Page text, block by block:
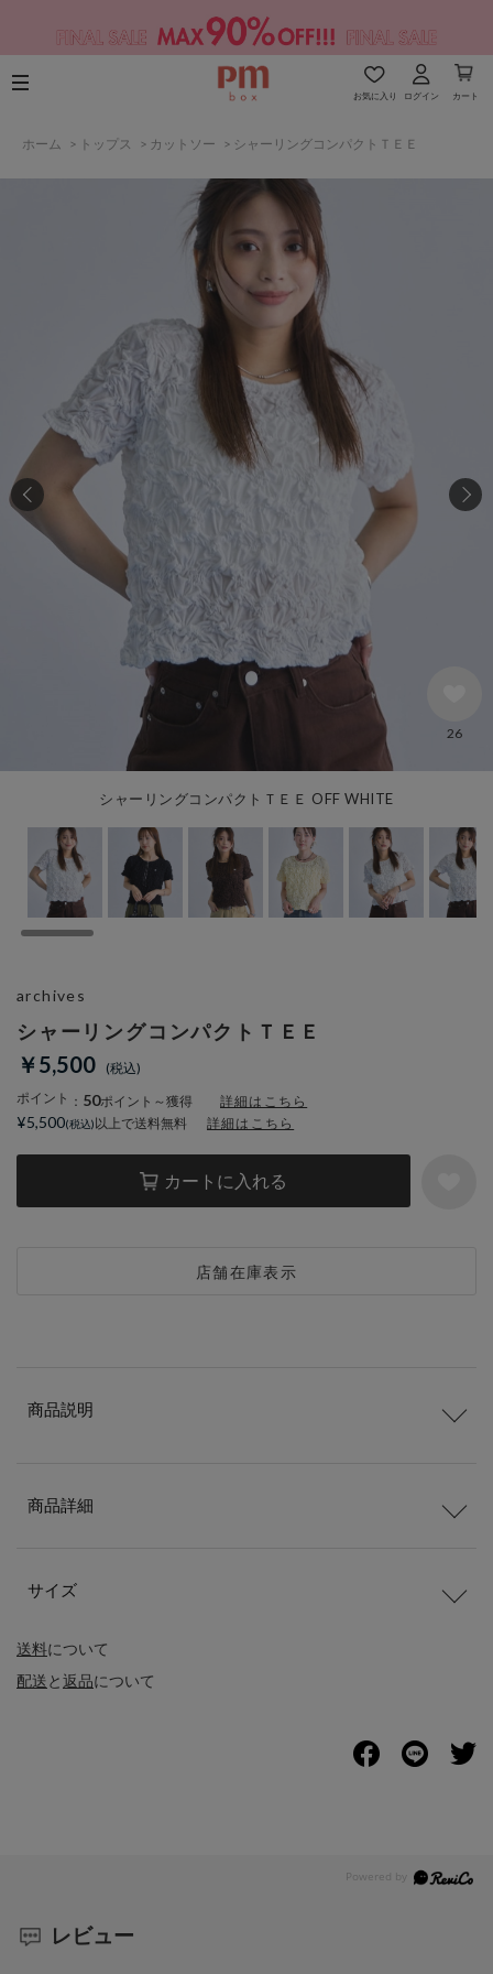
お気に入り ログイン カート
ホーム > トップス > カットソー > シャーリングコンパクトＴＥＥ
シャーリングコンパクトＴＥＥ OFF WHITE
26
シャーリングコンパクトＴＥＥ
￥5,500
ポイント ： 50ポイント～獲得 詳細はこちら
カートに入れる
店舗在庫表示
archives
¥5,500 以上で送料無料 詳細はこちら
送料について
配送と返品について
商品説明
商品詳細
サイズ
レビュー